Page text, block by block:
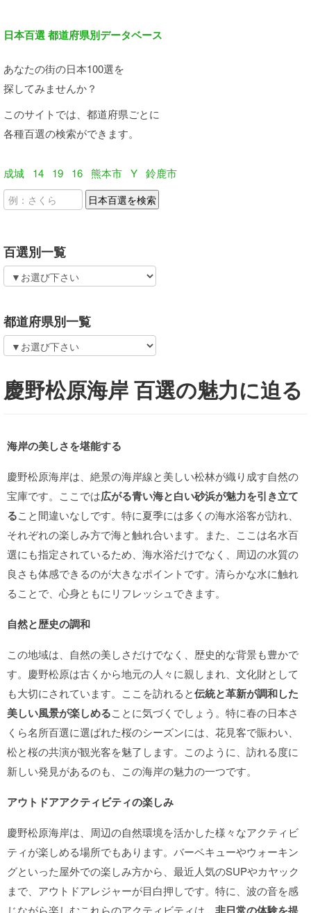
日本百選 都道府県別データベース
あなたの街の日本100選を
探してみませんか？
このサイトでは、都道府県ごとに
各種百選の検索ができます。
成城 14 19 16 熊本市 Y 鈴鹿市
百選別一覧
都道府県別一覧
慶野松原海岸 百選の魅力に迫る
海岸の美しさを堪能する
慶野松原海岸は、絶景の海岸線と美しい松林が織り成す自然の
宝庫です。ここでは広がる青い海と白い砂浜が魅力を引き立て
ること間違いなしです。特に夏季には多くの海水浴客が訪れ、
それぞれの楽しみ方で海と触れ合います。また、ここは名水百
選にも指定されているため、海水浴だけでなく、周辺の水質の
良さも体感できるのが大きなポイントです。清らかな水に触れ
ることで、心身ともにリフレッシュできます。
自然と歴史の調和
この地域は、自然の美しさだけでなく、歴史的な背景も豊かで
す。慶野松原は古くから地元の人々に親しまれ、文化財として
も大切にされています。ここを訪れると伝統と革新が調和した
美しい風景が楽しめることに気づくでしょう。特に春の日本さ
くら名所百選に選ばれた桜のシーズンには、花見客で賑わい、
松と桜の共演が観光客を魅了します。このように、訪れる度に
新しい発見があるのも、この海岸の魅力の一つです。
アウトドアアクティビティの楽しみ
慶野松原海岸は、周辺の自然環境を活かした様々なアクティビ
ティが楽しめる場所でもあります。バーベキューやウォーキン
グといった屋外での楽しみ方から、最近人気のSUPやカヤック
まで、アウトドアレジャーが目白押しです。特に、波の音を感
じながら楽しむこれらのアクティビティは、